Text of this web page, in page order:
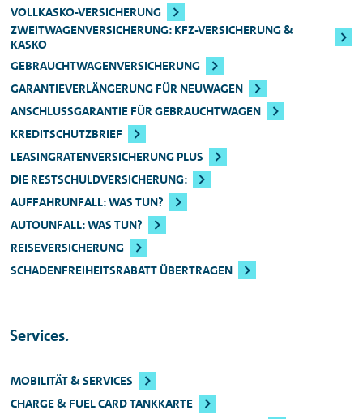
VOLLKASKO-VERSICHERUNG
ZWEITWAGENVERSICHERUNG: KFZ-VERSICHERUNG &
KASKO
GEBRAUCHTWAGENVERSICHERUNG
GARANTIEVERLÄNGERUNG FÜR NEUWAGEN
ANSCHLUSSGARANTIE FÜR GEBRAUCHTWAGEN
KREDITSCHUTZBRIEF
LEASINGRATENVERSICHERUNG PLUS
DIE RESTSCHULDVERSICHERUNG:
AUFFAHRUNFALL: WAS TUN?
AUTOUNFALL: WAS TUN?
REISEVERSICHERUNG
SCHADENFREIHEITSRABATT ÜBERTRAGEN
Services.
MOBILITÄT & SERVICES
CHARGE & FUEL CARD TANKKARTE